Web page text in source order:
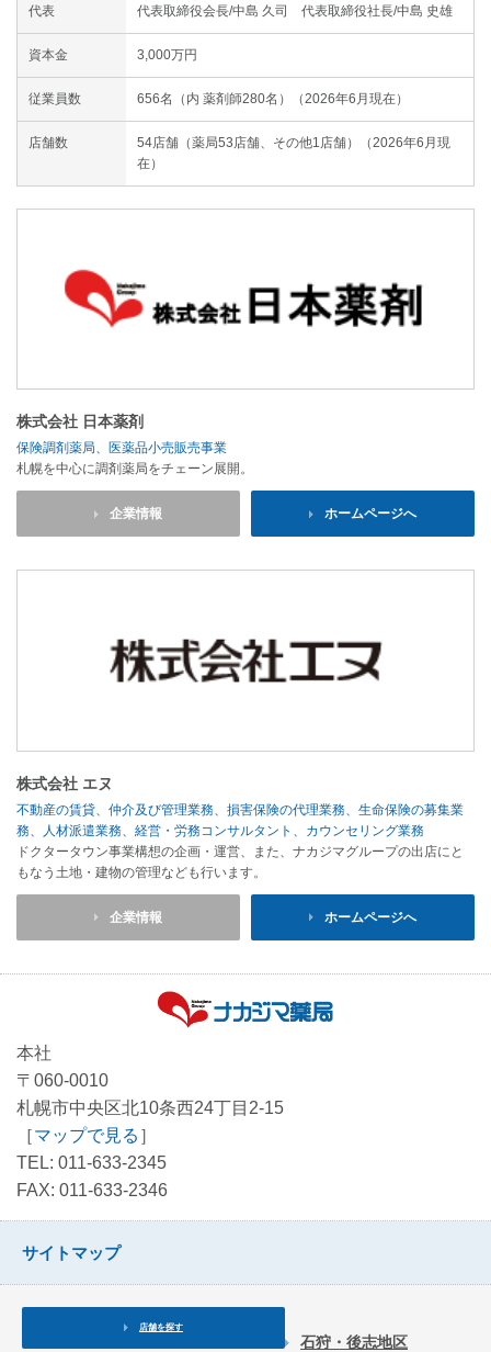
代表 代表取締役会長/中島 久司 代表取締役社長/中島 史雄
資本金 3,000万円
従業員数 656名（内 薬剤師280名）（2026年6月現在）
店舗数
54店舗（薬局53店舗、その他1店舗）（2026年6月現
在）
株式会社 日本薬剤
保険調剤薬局、医薬品小売販売事業
札幌を中心に調剤薬局をチェーン展開。
企業情報 ホームページへ
株式会社 エヌ
不動産の賃貸、仲介及び管理業務、損害保険の代理業務、生命保険の募集業
務、人材派遣業務、経営・労務コンサルタント、カウンセリング業務
ドクタータウン事業構想の企画・運営、また、ナカジマグループの出店にと
もなう土地・建物の管理なども行います。
企業情報 ホームページへ
本社
〒060-0010
札幌市中央区北10条西24丁目2-15
［マップで見る ］
TEL: 011-633-2345
FAX: 011-633-2346
サイトマップ
店舗を探す
石狩・後志地区